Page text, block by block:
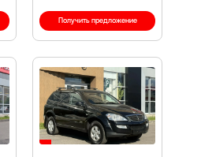
Получить предложение